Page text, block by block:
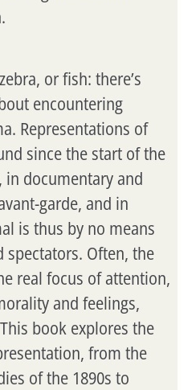
or fish: there’s
encountering
Representations of
since the start of the
in documentary and
garde, and in
is thus by no means
Often, the
real focus of attention,
and feelings,
book explores the
from the
of the 1890s to